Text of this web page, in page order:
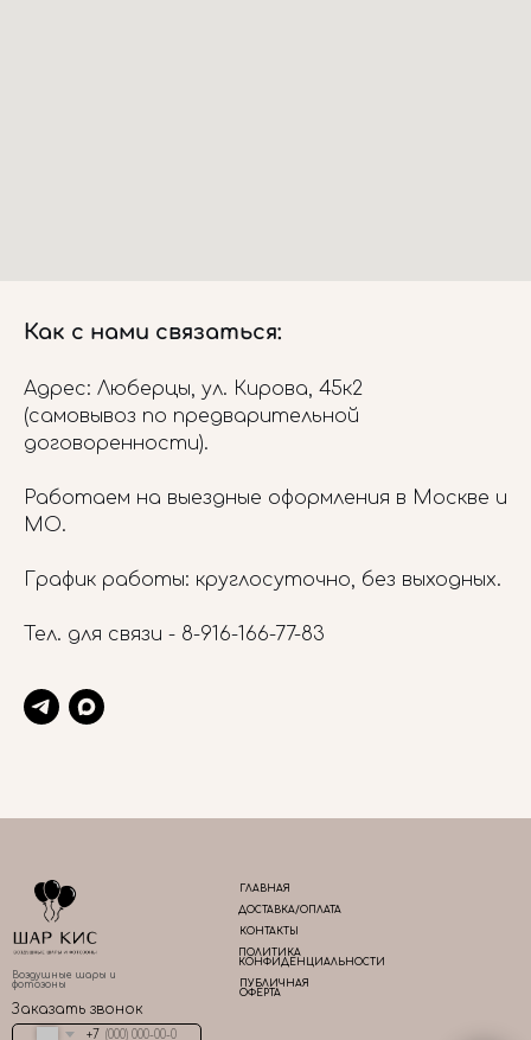
Как с нами связаться:
Адрес: Люберцы, ул. Кирова, 45к2
(самовывоз по предварительной
договоренности).
Работаем на выездные оформления в Москве и
МО.
График работы: круглосуточно, без выходных.
Тел. для связи - 8-916-166-77-83
ГЛАВНАЯ
ДОСТАВКА/ОПЛАТА
КОНТАКТЫ
ПОЛИТИКА
КОНФИДЕНЦИАЛЬНОСТИ
ПУБЛИЧНАЯ
ОФЕРТА
Воздушные шары и
фотозоны
Заказать звонок
+7